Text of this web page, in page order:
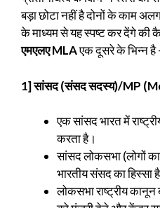
बड़ा छोटा नहीं है दोनों के काम
के माध्यम से यह स्पष्ट कर देंगे की
एमएलए MLAएक दूसरे के भिन्न है
1] सांसद (संसद सदस्य)/MP
एक सांसद भारत में
करता है।
सांसद लोकसभा (लोगों
भारतीय संसद का हिस्सा
लोकसभा राष्ट्रीय